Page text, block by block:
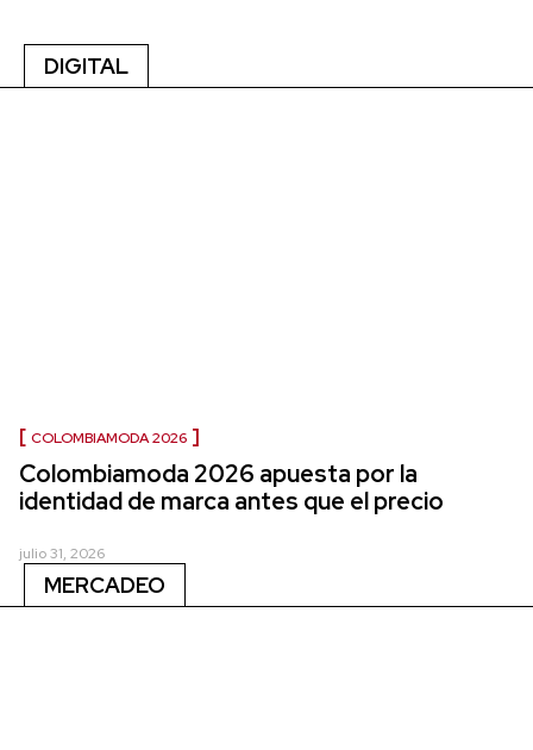
DIGITAL
COLOMBIAMODA 2026
Colombiamoda 2026 apuesta por la
identidad de marca antes que el precio
julio 31, 2026
MERCADEO